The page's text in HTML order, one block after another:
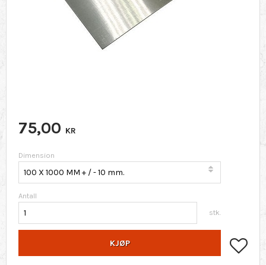
75,00 KR
Dimension
Antall
stk.
KJØP